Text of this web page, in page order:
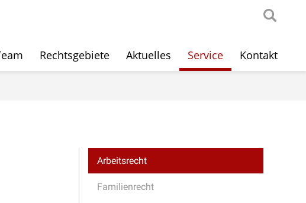
Rechtsgebiete Aktuelles Service Kontakt
Arbeitsrecht
Familienrecht